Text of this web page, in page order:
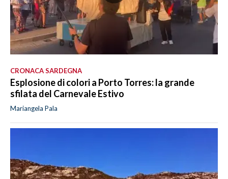
CRONACA SARDEGNA
Esplosione di colori a Porto Torres: la grande
sfilata del Carnevale Estivo
Mariangela Pala